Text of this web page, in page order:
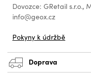
Dovozce: GRetail s.r.o.,
info@geox.cz
Pokyny k údržbě
Doprava